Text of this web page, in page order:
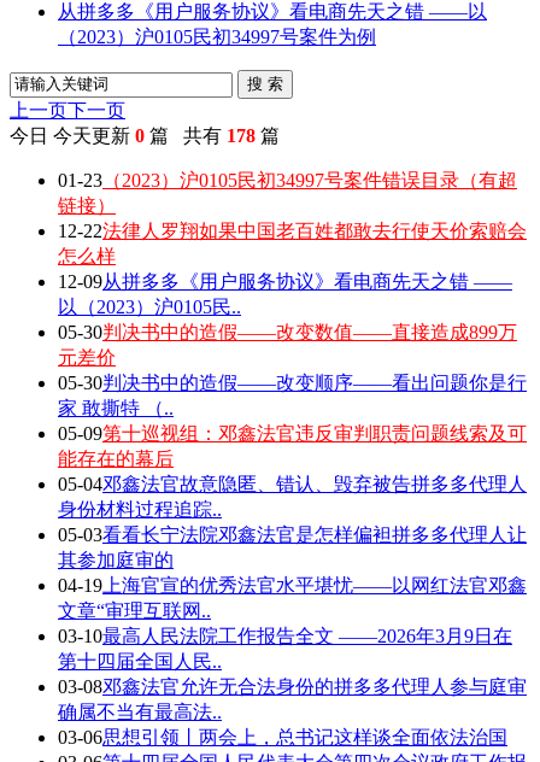
从拼多多《用户服务协议》看电商先天之错 ——以
（2023）沪0105民初34997号案件为例
搜 索
上一页下一页
今日 今天更新 0 篇 共有 178 篇
01-23 （2023）沪0105民初34997号案件错误目录（有超
链接）
12-22法律人罗翔如果中国老百姓都敢去行使天价索赔会
怎么样
12-09从拼多多《用户服务协议》看电商先天之错 ——
以（2023）沪0105民..
05-30判决书中的造假——改变数值——直接造成899万
元差价
05-30判决书中的造假——改变顺序——看出问题你是行
家 敢撕特 （..
05-09第十巡视组：邓鑫法官违反审判职责问题线索及可
能存在的幕后
05-04邓鑫法官故意隐匿、错认、毁弃被告拼多多代理人
身份材料过程追踪..
05-03看看长宁法院邓鑫法官是怎样偏袒拼多多代理人让
其参加庭审的
04-19 上海官宣的优秀法官水平堪忧——以网红法官邓鑫
文章“审理互联网..
03-10最高人民法院工作报告全文 ——2026年3月9日在
第十四届全国人民..
03-08邓鑫法官允许无合法身份的拼多多代理人参与庭审
确属不当有最高法..
03-06思想引领丨两会上，总书记这样谈全面依法治国